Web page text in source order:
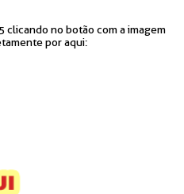
clicando no botão com a imagem
por aqui: